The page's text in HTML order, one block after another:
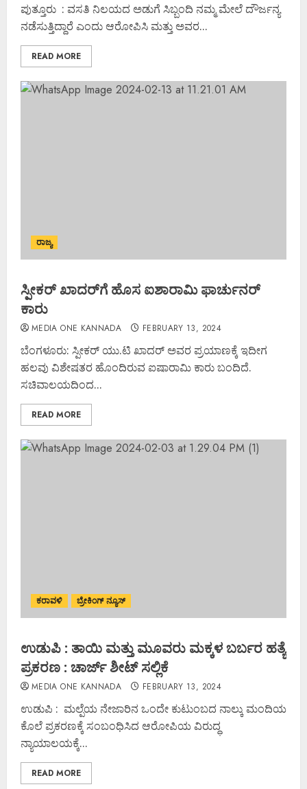
ಪುತ್ತೂರು : ವಸತಿ ನಿಲಯದ ಅಡುಗೆ ಸಿಬ್ಬಂದಿ ನಮ್ಮ ಮೇಲೆ ದೌರ್ಜನ್ಯ
ನಡೆಸುತ್ತಿದ್ದಾರೆ ಎಂದು ಆರೋಪಿಸಿ ಮತ್ತು ಅವರ...
READ MORE
ರಾಜ್ಯ
ಸ್ಪೀಕರ್‌ ಖಾದರ್‌ಗೆ ಹೊಸ ಐಶಾರಾಮಿ ಫಾರ್ಚುನರ್‌
ಕಾರು
MEDIA ONE KANNADA FEBRUARY 13, 2024
ಬೆಂಗಳೂರು: ಸ್ಪೀಕರ್ ಯು.ಟಿ ಖಾದರ್ ಅವರ ಪ್ರಯಾಣಕ್ಕೆ ಇದೀಗ
ಹಲವು ವಿಶೇಷತರ ಹೊಂದಿರುವ ಐಷಾರಾಮಿ ಕಾರು ಬಂದಿದೆ.
ಸಚಿವಾಲಯದಿಂದ...
READ MORE
ಕರಾವಳಿ ಬ್ರೇಕಿಂಗ್ ನ್ಯೂಸ್
ಉಡುಪಿ : ತಾಯಿ ಮತ್ತು ಮೂವರು ಮಕ್ಕಳ ಬರ್ಬರ ಹತ್ಯೆ
ಪ್ರಕರಣ : ಚಾರ್ಜ್ ಶೀಟ್ ಸಲ್ಲಿಕೆ
MEDIA ONE KANNADA FEBRUARY 13, 2024
ಉಡುಪಿ : ಮಲ್ಪೆಯ ನೇಜಾರಿನ ಒಂದೇ ಕುಟುಂಬದ ನಾಲ್ಕು ಮಂದಿಯ
ಕೊಲೆ ಪ್ರಕರಣಕ್ಕೆ ಸಂಬಂಧಿಸಿದ ಆರೋಪಿಯ ವಿರುದ್ಧ
ನ್ಯಾಯಾಲಯಕ್ಕೆ...
READ MORE